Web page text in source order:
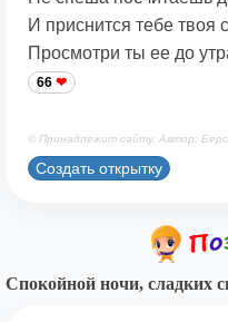
И приснится тебе твоя
Просмотри ты ее до
66
© Принадлежит сайту. Автор:
Создать открытку
Спокойной ночи, сладких